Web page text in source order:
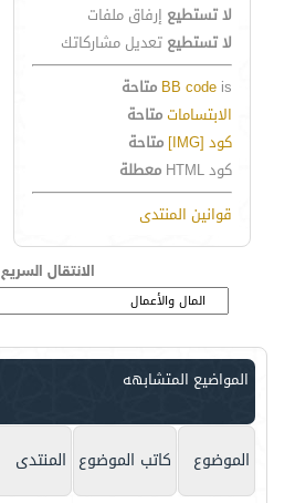
لا تستطيع إرفاق ملفات
لا تستطيع تعديل مشاركاتك
BB code is
متاحة
الابتساماتمتاحة
كود [IMG]
متاحة
كود HTML
معطلة
قوانين المنتدى
الانتقال السريع
المواضيع المتشابهه
الموضوع كاتب الموضوع المنتدى